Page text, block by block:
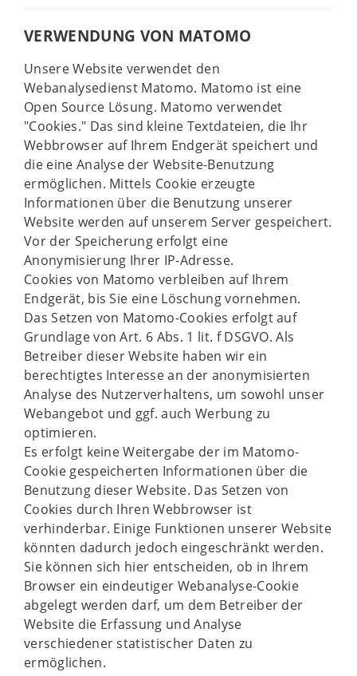
VERWENDUNG VON MATOMO
Unsere Website verwendet den
Webanalysedienst Matomo. Matomo ist eine
Open Source Lösung. Matomo verwendet
"Cookies." Das sind kleine Textdateien, die Ihr
Webbrowser auf Ihrem Endgerät speichert und
die eine Analyse der Website-Benutzung
ermöglichen. Mittels Cookie erzeugte
Informationen über die Benutzung unserer
Website werden auf unserem Server gespeichert.
Vor der Speicherung erfolgt eine
Anonymisierung Ihrer IP-Adresse.
Cookies von Matomo verbleiben auf Ihrem
Endgerät, bis Sie eine Löschung vornehmen.
Das Setzen von Matomo-Cookies erfolgt auf
Grundlage von Art. 6 Abs. 1 lit. f DSGVO. Als
Betreiber dieser Website haben wir ein
berechtigtes Interesse an der anonymisierten
Analyse des Nutzerverhaltens, um sowohl unser
Webangebot und ggf. auch Werbung zu
optimieren.
Es erfolgt keine Weitergabe der im Matomo-
Cookie gespeicherten Informationen über die
Benutzung dieser Website. Das Setzen von
Cookies durch Ihren Webbrowser ist
verhinderbar. Einige Funktionen unserer Website
könnten dadurch jedoch eingeschränkt werden.
Sie können sich hier entscheiden, ob in Ihrem
Browser ein eindeutiger Webanalyse-Cookie
abgelegt werden darf, um dem Betreiber der
Website die Erfassung und Analyse
verschiedener statistischer Daten zu
ermöglichen.